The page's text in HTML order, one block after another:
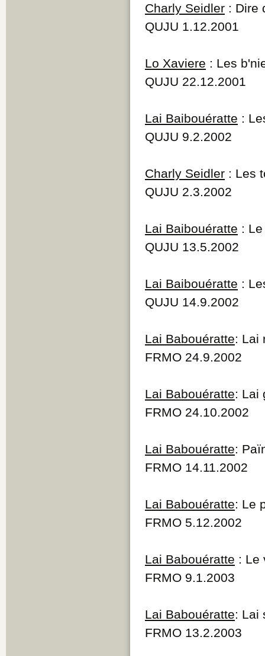
Charly Seidler : Dire
QUJU 1.12.2001
Lo Xaviere : Les
QUJU 22.12.2001
Lai Baibouératte :
QUJU 9.2.2002
Charly Seidler : Les
QUJU 2.3.2002
Lai Baibouératte :
QUJU 13.5.2002
Lai Baibouératte :
QUJU 14.9.2002
Lai Babouératte: Lai
FRMO 24.9.2002
Lai Babouératte: Lai
FRMO 24.10.2002
Lai Babouératte:
FRMO 14.11.2002
Lai Babouératte: Le
FRMO 5.12.2002
Lai Babouératte : Le
FRMO 9.1.2003
Lai Babouératte: Lai
FRMO 13.2.2003